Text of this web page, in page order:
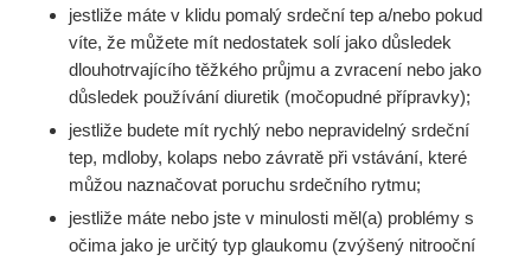
jestliže máte v klidu pomalý srdeční tep a/nebo pokud
víte, že můžete mít nedostatek solí jako důsledek
dlouhotrvajícího těžkého průjmu a zvracení nebo jako
důsledek používání diuretik (močopudné přípravky);
jestliže budete mít rychlý nebo nepravidelný srdeční
tep, mdloby, kolaps nebo závratě při vstávání, které
můžou naznačovat poruchu srdečního rytmu;
jestliže máte nebo jste v minulosti měl(a) problémy s
očima jako je určitý typ glaukomu (zvýšený nitrooční